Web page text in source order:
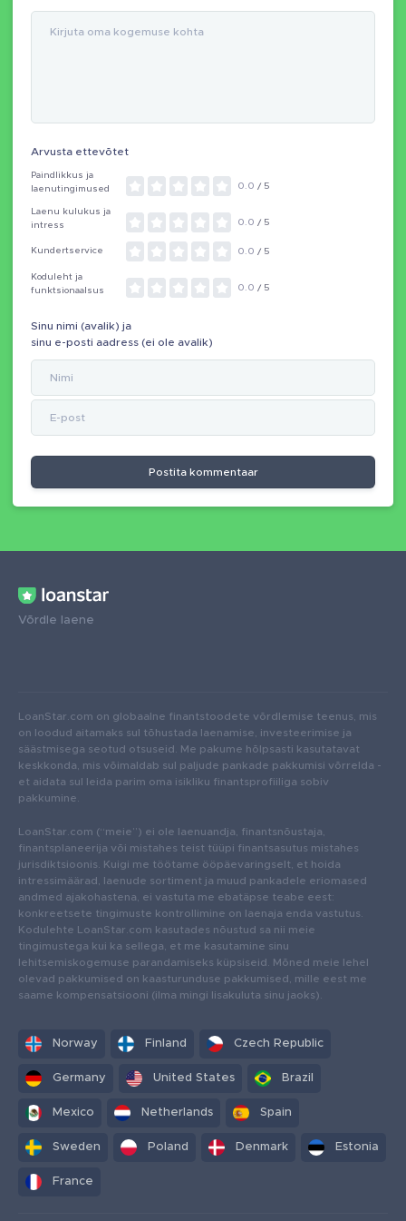
Arvusta ettevõtet
Paindlikkus ja
laenutingimused
0.0 / 5
Laenu kulukus ja
intress
0.0 / 5
Kundertservice 0.0 / 5
Koduleht ja
funktsionaalsus
0.0 / 5
Sinu nimi (avalik) ja
sinu e-posti aadress (ei ole avalik)
Postita kommentaar
Võrdle laene
LoanStar.com on globaalne finantstoodete võrdlemise teenus, mis
on loodud aitamaks sul tõhustada laenamise, investeerimise ja
säästmisega seotud otsuseid. Me pakume hõlpsasti kasutatavat
keskkonda, mis võimaldab sul paljude pankade pakkumisi võrrelda -
et aidata sul leida parim oma isikliku finantsprofiiliga sobiv
pakkumine.
LoanStar.com (“meie”) ei ole laenuandja, finantsnõustaja,
finantsplaneerija või mistahes teist tüüpi finantsasutus mistahes
jurisdiktsioonis. Kuigi me töötame ööpäevaringselt, et hoida
intressimäärad, laenude sortiment ja muud pankadele eriomased
andmed ajakohastena, ei vastuta me ebatäpse teabe eest:
konkreetsete tingimuste kontrollimine on laenaja enda vastutus.
Kodulehte LoanStar.com kasutades nõustud sa nii meie
tingimustega kui ka sellega, et me kasutamine sinu
lehitsemiskogemuse parandamiseks küpsiseid. Mõned meie lehel
olevad pakkumised on kaasturunduse pakkumised, mille eest me
saame kompensatsiooni (ilma mingi lisakuluta sinu jaoks).
Norway Finland Czech Republic
Germany United States Brazil
Mexico Netherlands Spain
Sweden Poland Denmark Estonia
France